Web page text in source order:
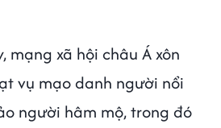
mạng xã hội châu Á xôn
vụ mạo danh người nổi
người hâm mộ, trong đó